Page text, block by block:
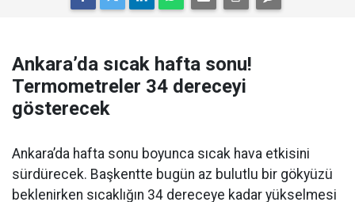
Ankara’da sıcak hafta sonu!
Termometreler 34 dereceyi
gösterecek
Ankara’da hafta sonu boyunca sıcak hava etkisini
sürdürecek. Başkentte bugün az bulutlu bir gökyüzü
beklenirken sıcaklığın 34 dereceye kadar yükselmesi